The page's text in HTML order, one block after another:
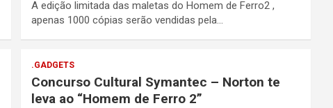
A edição limitada das maletas do Homem de Ferro2 ,
apenas 1000 cópias serão vendidas pela…
.GADGETS
Concurso Cultural Symantec – Norton te
leva ao “Homem de Ferro 2”